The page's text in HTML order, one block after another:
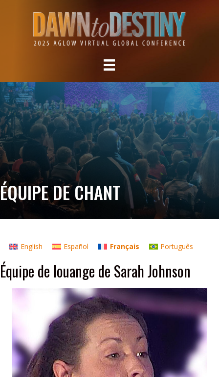
ÉQUIPE DE CHANT
English Español Français Português
Équipe de louange de Sarah Johnson